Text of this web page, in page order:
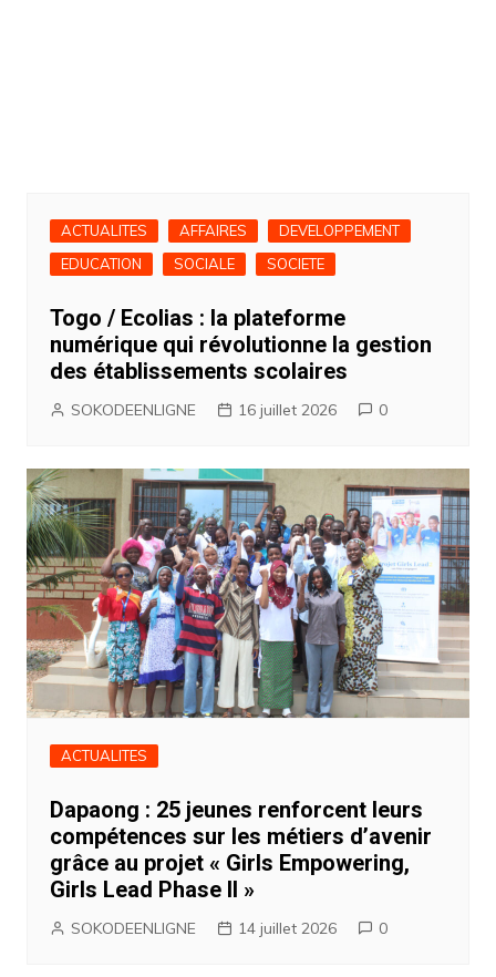
ACTUALITES AFFAIRES
DEVELOPPEMENT
EDUCATION
SOCIALE SOCIETE
Togo / Ecolias : la plateforme
numérique qui révolutionne la gestion
des établissements scolaires
SOKODEENLIGNE 16 juillet 2026 0
ACTUALITES
Dapaong : 25 jeunes renforcent leurs
compétences sur les métiers d’avenir
grâce au projet « Girls Empowering,
Girls Lead Phase II »
SOKODEENLIGNE 14 juillet 2026 0